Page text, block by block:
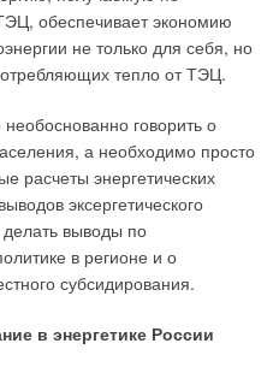
обеспечивает экономию
не только для себя, но
тепло от ТЭЦ.
говорить о
а необходимо просто
расчеты энергетических
эксергетического
выводы по
в регионе и о
субсидирования.
в энергетике России
приближения к конечному
действий,
практике, необходим
создание, поддержка
уже немыслимы без
программистов.
моделированию
требования к ресурсам
видеокарта и т.д.). И если
образом продуманы
оперирования такими
требования,
водонагреватели Royal
серии
регулирования
лучисто-конвективной
действующей котельной